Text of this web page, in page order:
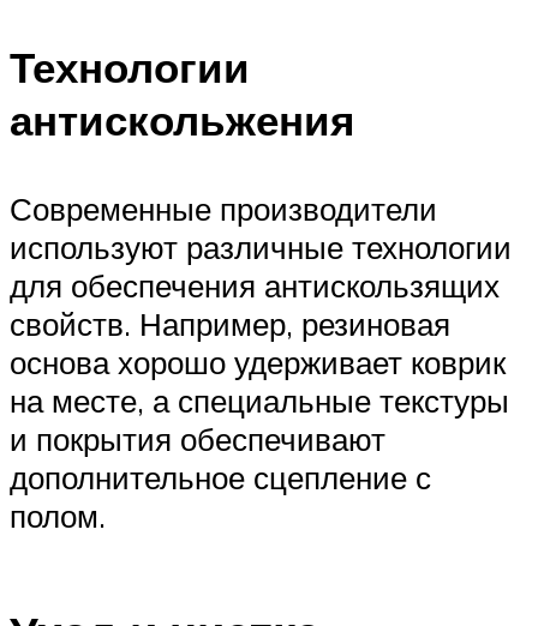
Технологии
антискольжения
Современные производители
используют различные технологии
для обеспечения антискользящих
свойств. Например, резиновая
основа хорошо удерживает коврик
на месте, а специальные текстуры
и покрытия обеспечивают
дополнительное сцепление с
полом.